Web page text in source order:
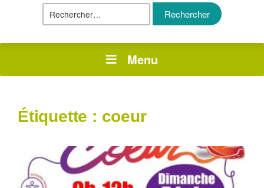
Rechercher :
Menu
Étiquette : coeur